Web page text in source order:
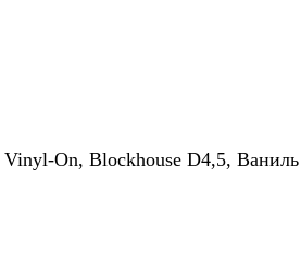
On, Blockhouse D4,5, Ваниль